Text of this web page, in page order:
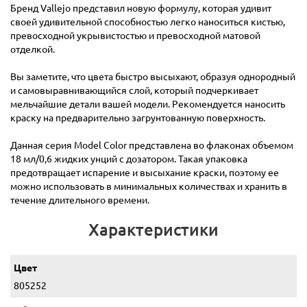
Бренд Vallejo представил новую формулу, которая удивит
своей удивительной способностью легко наноситься кистью,
превосходной укрывистостью и превосходной матовой
отделкой.
Вы заметите, что цвета быстро высыхают, образуя однородный
и самовыравнивающийся слой, который подчеркивает
мельчайшие детали вашей модели. Рекомендуется наносить
краску на предварительно загрунтованную поверхность.
Данная серия Model Color представлена во флаконах объемом
18 мл/0,6 жидких унций с дозатором. Такая упаковка
предотвращает испарение и высыхание краски, поэтому ее
можно использовать в минимальных количествах и хранить в
течение длительного времени.
Характеристики
Цвет
805252